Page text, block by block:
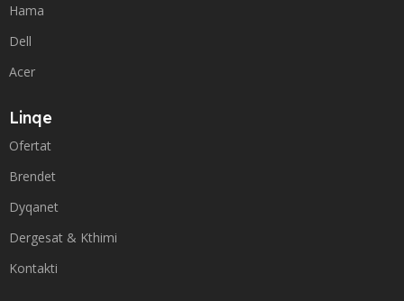
Hama
Dell
Acer
Linqe
Ofertat
Brendet
Dyqanet
Dergesat & Kthimi
Kontakti